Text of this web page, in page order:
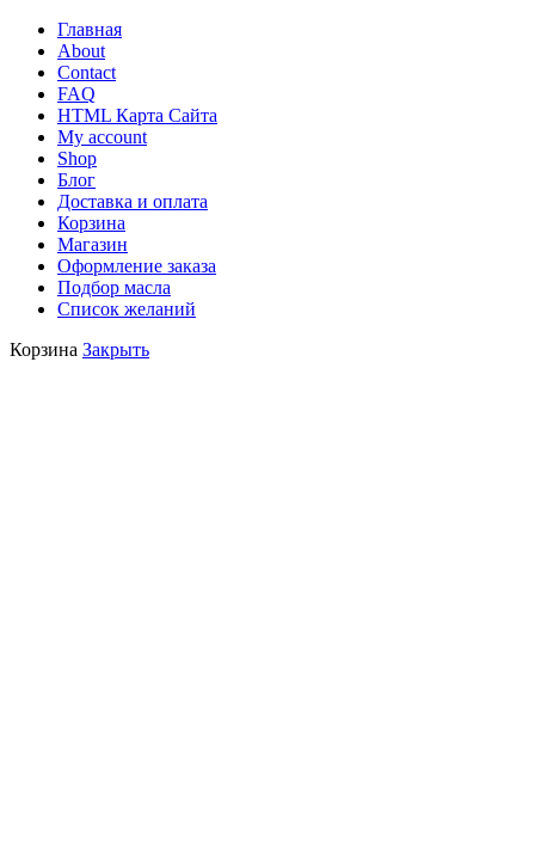
Главная
About
Contact
FAQ
HTML Карта Сайта
My account
Shop
Блог
Доставка и оплата
Корзина
Магазин
Оформление заказа
Подбор масла
Список желаний
Корзина Закрыть